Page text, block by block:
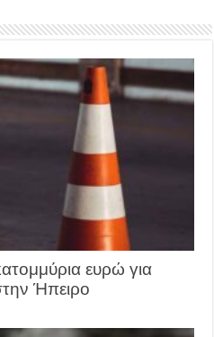
ευρώ για
Ήπειρο